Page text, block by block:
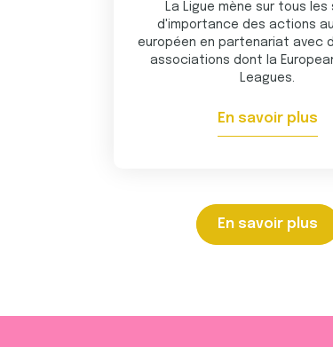
La Ligue mène sur tous les
d'importance des actions
européen en partenariat avec
associations dont la
Leagues.
En savoir plus
En savoir plus